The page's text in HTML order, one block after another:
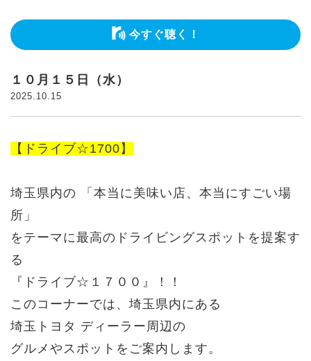
今すぐ聴く！
１０月１５日（水）
2025.10.15
【ドライブ☆1700】
埼玉県内の 「本当に美味い店、本当にすごい場
所」
をテーマに最高のドライビングスポットを提案す
る
『ドライブ☆１７００』！！
このコーナーでは、埼玉県内にある
埼玉トヨタ ディーラー周辺の
グルメやスポットをご案内します。